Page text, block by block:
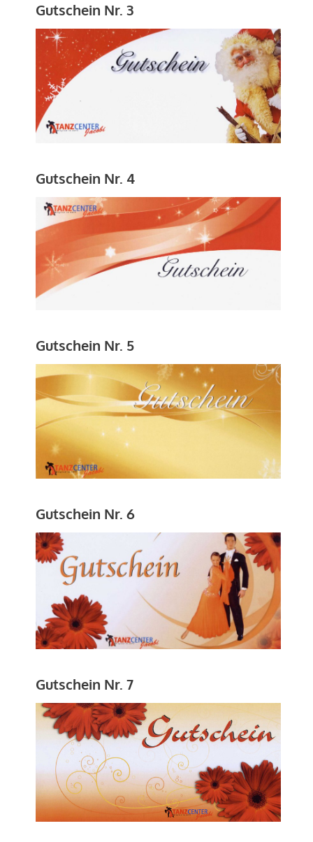
Gutschein Nr. 3
Gutschein Nr. 4
Gutschein Nr. 5
Gutschein Nr. 6
Gutschein Nr. 7